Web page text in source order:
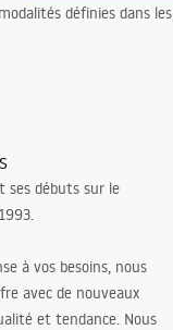
définies dans les
ses débuts sur le
à vos besoins, nous
avec de nouveaux
et tendance. Nous